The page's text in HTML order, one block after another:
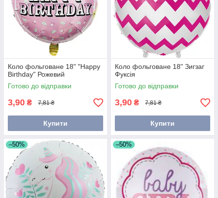
Коло фольговане 18" "Happy
Birthday" Рожевий
Готово до відправки
3,90 ₴ 7,81 ₴
Купити
Коло фольговане 18" Зигзаг
Фуксія
Готово до відправки
3,90 ₴ 7,81 ₴
Купити
–50% –50%